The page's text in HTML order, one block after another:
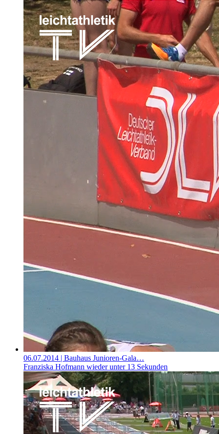
06.07.2014 | Bauhaus Junioren-Gala…
Franziska Hofmann wieder unter 13 Sekunden